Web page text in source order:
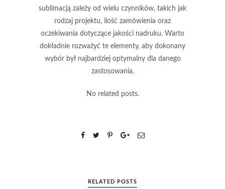
sublimacją zależy od wielu czynników, takich jak
rodzaj projektu, ilość zamówienia oraz
oczekiwania dotyczące jakości nadruku. Warto
dokładnie rozważyć te elementy, aby dokonany
wybór był najbardziej optymalny dla danego
zastosowania.
No related posts.
RELATED POSTS